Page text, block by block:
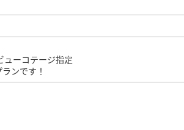
ューコテージ指定
ンです！